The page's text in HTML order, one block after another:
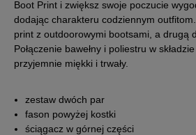
Boot Print i zwiększ swoje poczucie
dodając charakteru codziennym
print z outdoorowymi bootsami, a drugą
Połączenie bawełny i poliestru w
przyjemnie miękki i trwały.
zestaw dwóch par
fason powyżej kostki
ściągacz w górnej części